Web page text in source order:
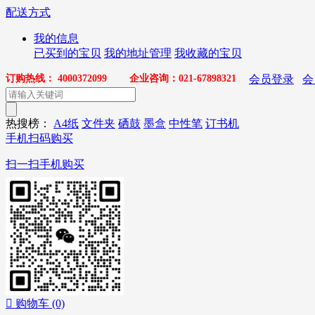
配送方式
我的信息
已买到的宝贝 我的地址管理 我收藏的宝贝
订购热线： 4000372099 企业咨询：021-67898321 会员登录
热搜榜： A4纸 文件夹 硒鼓 墨盒 中性笔 订书机
手机扫码购买
扫一扫手机购买
 购物车 (0)